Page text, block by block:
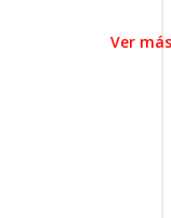
Ver más